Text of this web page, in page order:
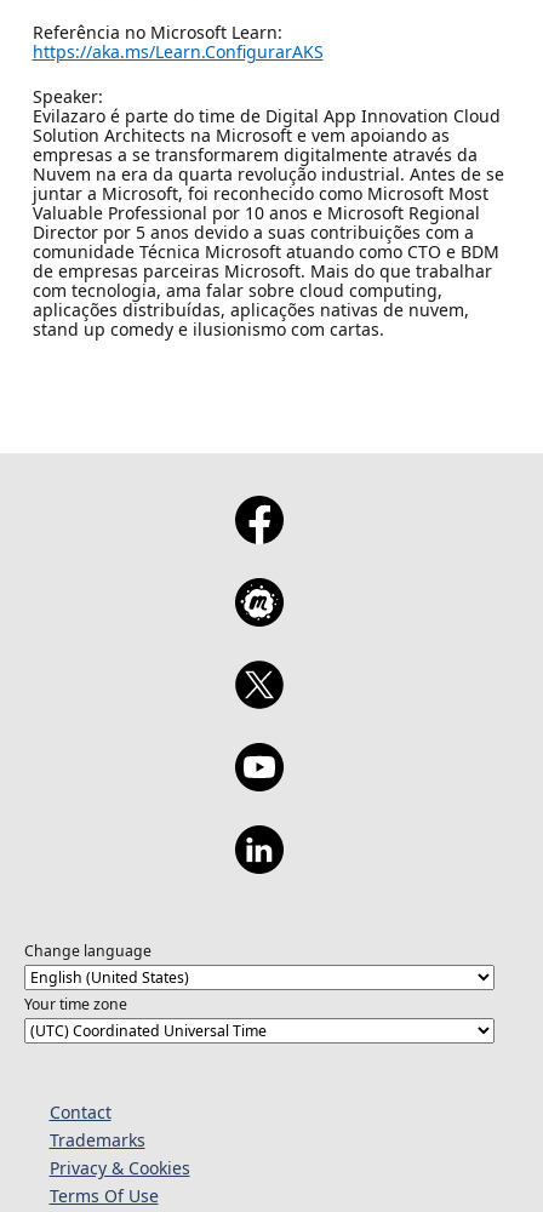
Referência no Microsoft Learn:
https://aka.ms/Learn.ConfigurarAKS
Speaker:
Evilazaro é parte do time de Digital App Innovation Cloud
Solution Architects na Microsoft e vem apoiando as
empresas a se transformarem digitalmente através da
Nuvem na era da quarta revolução industrial. Antes de se
juntar a Microsoft, foi reconhecido como Microsoft Most
Valuable Professional por 10 anos e Microsoft Regional
Director por 5 anos devido a suas contribuições com a
comunidade Técnica Microsoft atuando como CTO e BDM
de empresas parceiras Microsoft. Mais do que trabalhar
com tecnologia, ama falar sobre cloud computing,
aplicações distribuídas, aplicações nativas de nuvem,
stand up comedy e ilusionismo com cartas.
Change language
Your time zone
Contact
Trademarks
Privacy & Cookies
Terms Of Use